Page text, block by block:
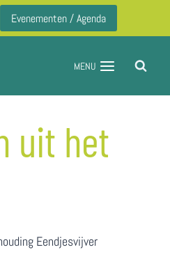
Evenementen / Agenda
MENU
uit het
Eendjesvijver